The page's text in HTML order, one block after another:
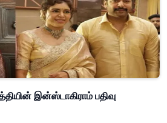
இன்ஸ்டாகிராம் பதிவு